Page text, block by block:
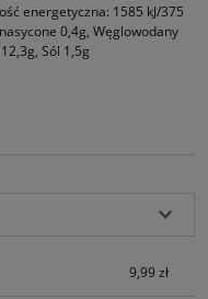
energetyczna: 1585 kJ/375
0,4g, Węglowodany
Sól 1,5g
płatności
9,99 zł